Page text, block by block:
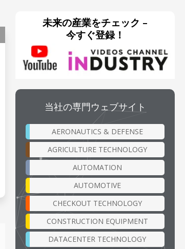
未来の産業をチェック –
今すぐ登録！
当社の専門ウェブサイト
AERONAUTICS & DEFENSE
AGRICULTURE TECHNOLOGY
AUTOMATION
AUTOMOTIVE
CHECKOUT TECHNOLOGY
CONSTRUCTION EQUIPMENT
DATACENTER TECHNOLOGY